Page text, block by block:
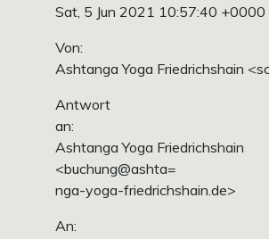
Sat, 5 Jun 2021 10:57:40 +0000
Von:
Ashtanga Yoga Friedrichshain
Antwort
an:
Ashtanga Yoga Friedrichshain
<buchung@ashta=
nga-yoga-friedrichshain.de>
An: